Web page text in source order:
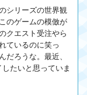
シリーズの世界観
のゲームの模倣が
クエスト受注やら
ているのに笑っ
だろうな。最近、
たいと思っていま